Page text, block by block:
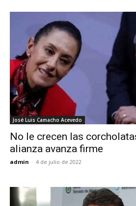
José Luis Camacho Acevedo
No le crecen las
alianza avanza firme
admin - 4 de julio de 2022